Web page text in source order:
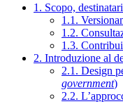
1. Scopo,
1.1.
1.2.
1.3.
2. Introduzione al
2.1. Design
government)
2.2.